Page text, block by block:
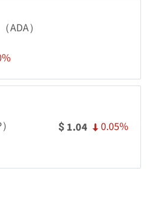
ADA）
$ 1.04 0.05%